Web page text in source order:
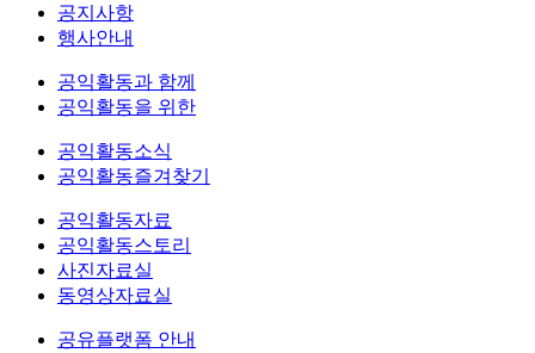
공지사항
행사안내
공익활동과 함께
공익활동을 위한
공익활동소식
공익활동즐겨찾기
공익활동자료
공익활동스토리
사진자료실
동영상자료실
공유플랫폼 안내